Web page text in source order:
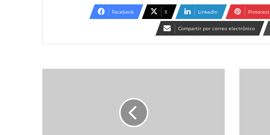
Facebook X LinkedIn Pinterest
Compartir por correo electrónico